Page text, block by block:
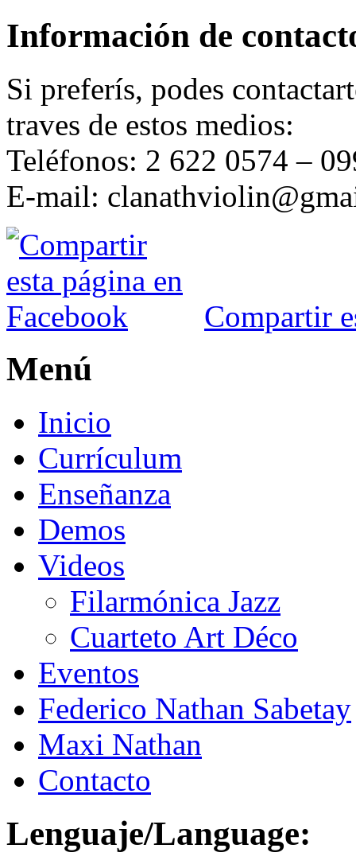
Información de
Si preferís, podes
traves de estos medios:
Teléfonos: 2 622 0574 –
E-mail:
Compartir
Menú
Inicio
Currículum
Enseñanza
Demos
Videos
Filarmónica Jazz
Cuarteto Art Déco
Eventos
Federico Nathan Sabetay
Maxi Nathan
Contacto
Lenguaje/Language: